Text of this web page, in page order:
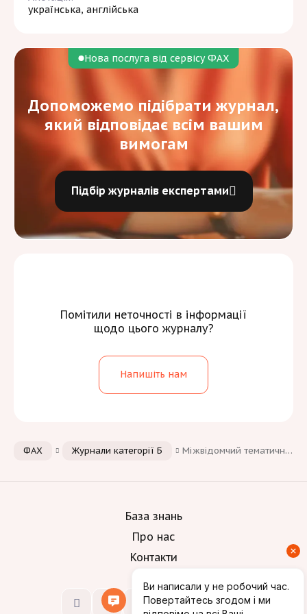
українська, англійська
Помітили неточності в інформації
щодо цього журналу?
Напишіть нам
Нова послуга від сервісу ФАХ
Допоможемо підібрати журнал,
який відповідає всім вашим
вимогам
Підбір журналів експертами
ФАХ Журнали категорії Б Міжвідомчий тематичний науковий збірник «Зрошуване землеробство»
База знань
Про нас
Контакти